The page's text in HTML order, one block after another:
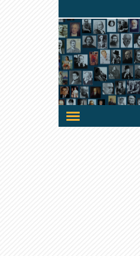
Attiva/disattiva
navigazione